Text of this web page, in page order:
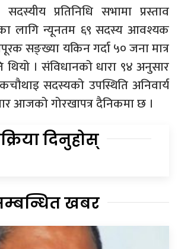
प्रतिनिधि सभामा प्रस्ताव
लागि न्यूनतम ६९ सदस्य आवश्यक
सङ्ख्या यकिन गर्दा ५० जना मात्र
थियो । संविधानको धारा ९४ अनुसार
सदस्यको उपस्थिति अनिवार्य
आजको गोरखापत्र दैनिकमा छ ।
दिनुहोस्
खबर